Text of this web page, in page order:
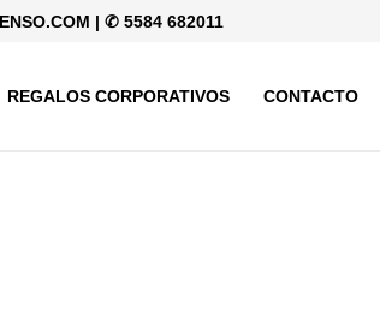
| ✆ 5584 682011
REGALOS CORPORATIVOS CONTACTO